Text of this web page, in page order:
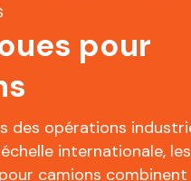
pour
des opérations
internationale,
camions combinent